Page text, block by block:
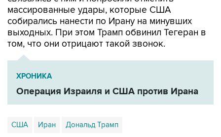
массированные удары, которые США
собирались нанести по Ирану на минувших
выходных. При этом Трамп обвинил Тегеран в
том, что они отрицают такой звонок.
ХРОНИКА
Операция Израиля и США против Ирана
США Иран Дональд Трамп